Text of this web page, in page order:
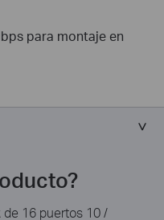
para montaje en
de 16 puertos 10 /